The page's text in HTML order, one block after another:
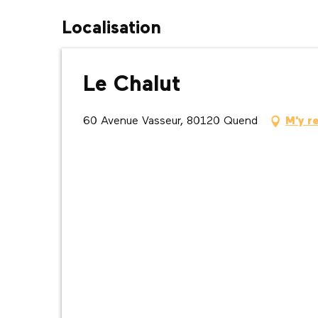
Localisation
Le Chalut
60 Avenue Vasseur, 80120 Quend M'y